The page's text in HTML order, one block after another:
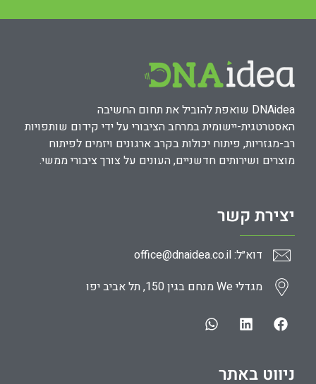
DNAidea שואפת להוביל את תחום החשיבה
האסטרטגית-יישומית במרחב הציבורי על ידי קידום שותפויות
רב-מגזריות, פיתוח יכולות בקרב ארגונים ויזמים לפיתוח
מוצרים ושירותים חדשניים, העונים על צורך ציבורי ממשי.
ניווט באתר
יצירת קשר
דוא״ל: office@dnaidea.co.il
מגדלי We מנחם בגין 150, תל אביב יפו